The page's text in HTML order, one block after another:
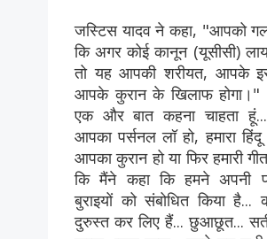
जस्टिस यादव ने कहा, "आपको
कि अगर कोई कानून (यूसीसी)
तो यह आपकी शरीयत, आपके
आपके कुरान के खिलाफ
एक और बात कहना चाहता
आपका पर्सनल लॉ हो, हमारा
आपका कुरान हो या फिर हमारी
कि मैंने कहा कि हमने अपनी
बुराइयों को संबोधित किया है...
दुरुस्त कर लिए हैं... छुआछूत...